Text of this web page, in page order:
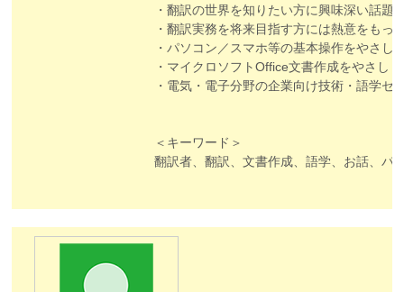
・翻訳の世界を知りたい方に興味深い話題
・翻訳実務を将来目指す方には熱意をもっ
・パソコン／スマホ等の基本操作をやさし
・マイクロソフトOffice文書作成をやさし
・電気・電子分野の企業向け技術・語学セ
＜キーワード＞
翻訳者、翻訳、文書作成、語学、お話、パソコン操作、スマホ操作、セミナー、